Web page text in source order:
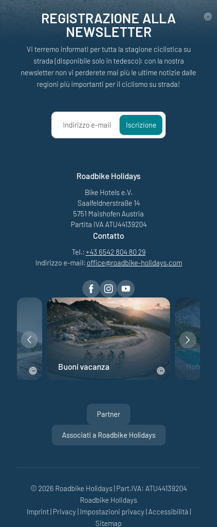
REGISTRAZIONE ALLA
NEWSLETTER
Vi terremo informati per tutta la stagione ciclistica su
strada (disponibile solo in tedesco): con la nostra
newsletter non vi perderete mai più le ultime notizie dalle
regioni più importanti per il ciclismo su strada!
Indirizzo e-mail Iscrizione
Roadbike Holidays
Bike Hotels e.V.
Saalfeldnerstraße 14
5751 Maishofen Austria
Partita IVA ATU44139204
Contatto
Tel.: +43 6542 804 80 29
Indirizzo e-mail: office@roadbike-holidays.com
Buoni vacanza Hotel
Partner
Associati a Roadbike Holidays
© 2026 Roadbike Holidays| Part.IVA: ATU44139204
Roadbike Holidays
Imprint| Privacy| Impostazioni privacy| Accessibilità |
Sitemap